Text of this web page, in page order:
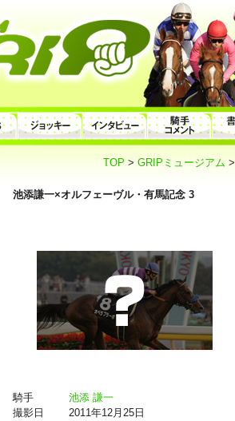
TOP > GRIPミュージアム
池添謙一×オルフェーヴル・有馬記念 3
騎手
池添 謙一
撮影日
2011年12月25日